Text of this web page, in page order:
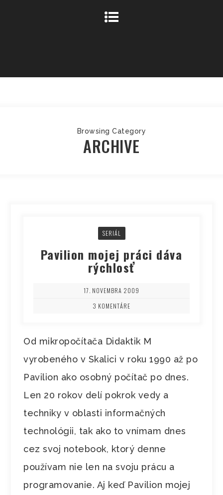
Browsing Category
ARCHIVE
SERIÁL
Pavilion mojej práci dáva
rýchlosť
17. NOVEMBRA 2009
3 KOMENTÁRE
Od mikropočítača Didaktik M
vyrobeného v Skalici v roku 1990 až po
Pavilion ako osobný počítač po dnes.
Len 20 rokov delí pokrok vedy a
techniky v oblasti informačných
technológii, tak ako to vnímam dnes
cez svoj notebook, ktorý denne
používam nie len na svoju prácu a
programovanie. Aj keď Pavilion mojej